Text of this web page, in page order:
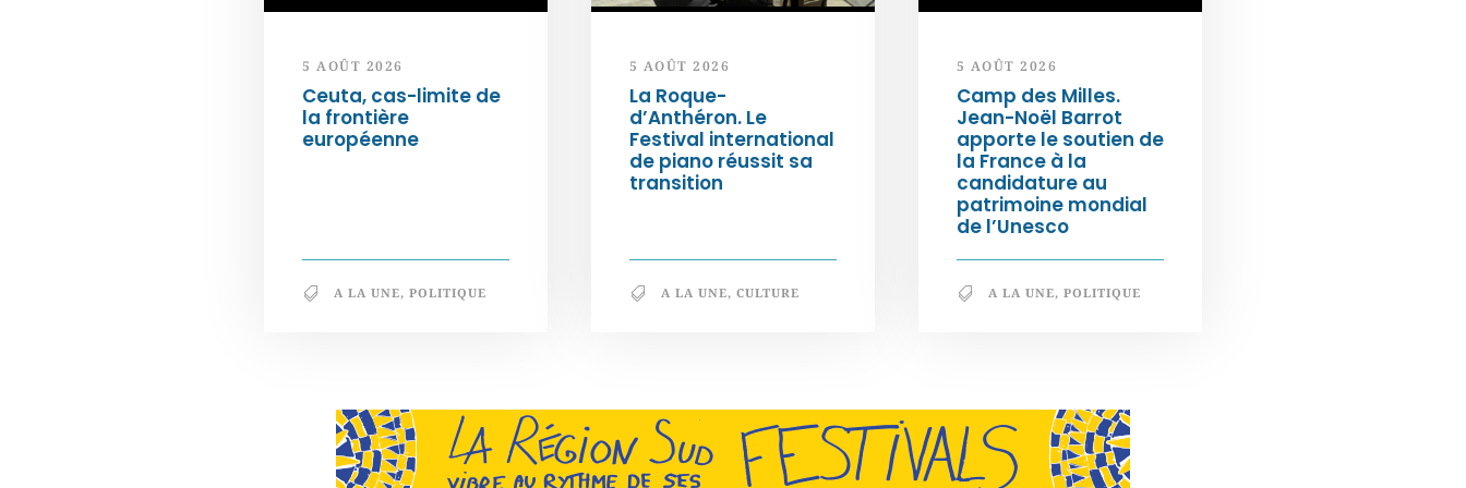
5 AOÛT 2026
Ceuta, cas-limite de
la frontière
européenne
A LA UNE, POLITIQUE
5 AOÛT 2026
La Roque-
d’Anthéron. Le
Festival international
de piano réussit sa
transition
A LA UNE, CULTURE
5 AOÛT 2026
Camp des Milles.
Jean-Noël Barrot
apporte le soutien de
la France à la
candidature au
patrimoine mondial
de l’Unesco
A LA UNE, POLITIQUE